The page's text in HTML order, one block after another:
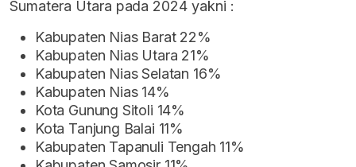
Sumatera Utara pada 2024 yakni :
Kabupaten Nias Barat 22%
Kabupaten Nias Utara 21%
Kabupaten Nias Selatan 16%
Kabupaten Nias 14%
Kota Gunung Sitoli 14%
Kota Tanjung Balai 11%
Kabupaten Tapanuli Tengah 11%